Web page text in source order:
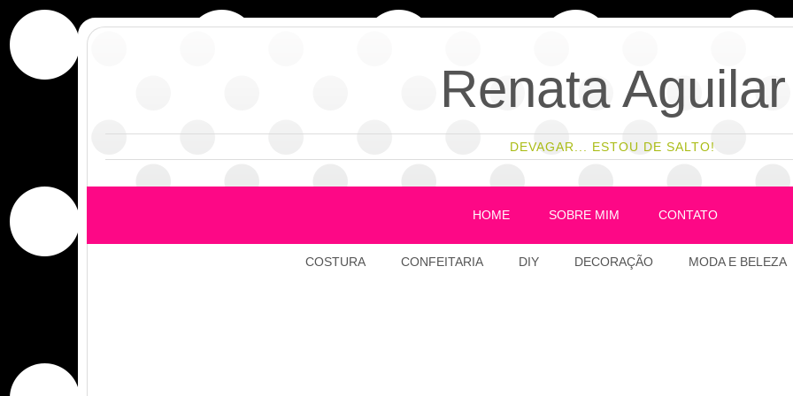
Renata Aguilar
DEVAGAR... ESTOU DE SALTO!
HOME SOBRE MIM CONTATO
COSTURA CONFEITARIA DIY DECORAÇÃO MODA E BELEZA